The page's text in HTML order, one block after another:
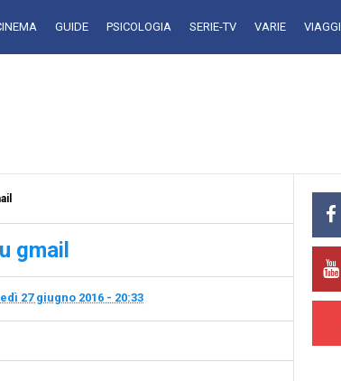
GUIDE PSICOLOGIA SERIE-TV VARIE VIAGGI
gmail
27 giugno 2016 - 20:33